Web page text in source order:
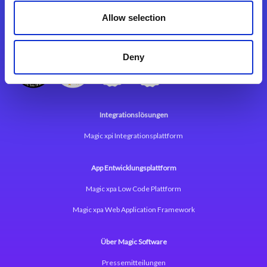
Allow selection
Deny
Integrationslösungen
Magic xpi Integrationsplattform
App Entwicklungsplattform
Magic xpa Low Code Plattform
Magic xpa Web Application Framework
Über Magic Software
Pressemitteilungen